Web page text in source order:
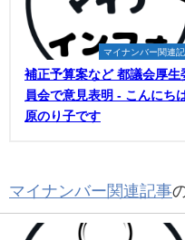
マイナンバー関連
補正予算案など 都議会厚生
員会で意見表明 - こんにち
原のり子です
マイナンバー関連記事